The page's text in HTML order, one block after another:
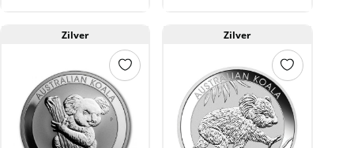
Zilver Zilver